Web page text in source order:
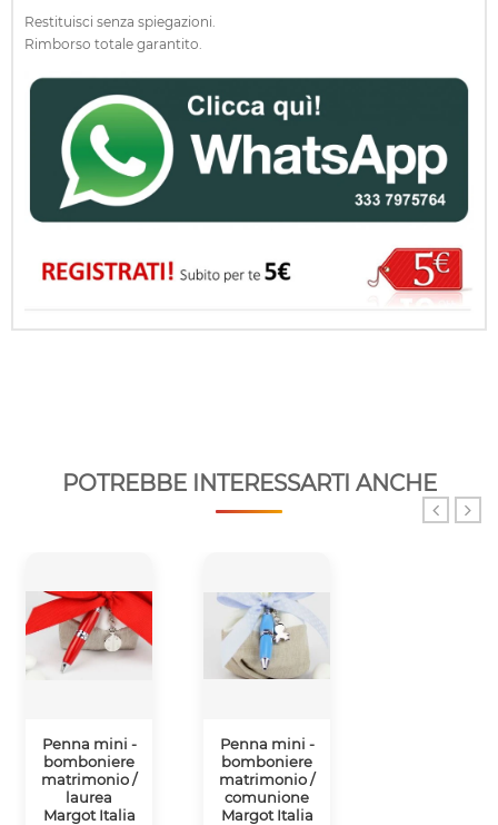
Restituisci senza spiegazioni.
Rimborso totale garantito.
POTREBBE INTERESSARTI ANCHE
Penna mini -
bomboniere
matrimonio /
laurea
Margot Italia
Penna mini -
bomboniere
matrimonio /
comunione
Margot Italia